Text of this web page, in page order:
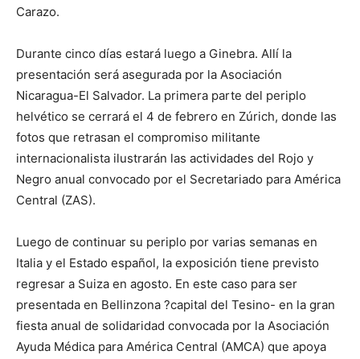
Carazo.
Durante cinco días estará luego a Ginebra. Allí la
presentación será asegurada por la Asociación
Nicaragua-El Salvador. La primera parte del periplo
helvético se cerrará el 4 de febrero en Zúrich, donde las
fotos que retrasan el compromiso militante
internacionalista ilustrarán las actividades del Rojo y
Negro anual convocado por el Secretariado para América
Central (ZAS).
Luego de continuar su periplo por varias semanas en
Italia y el Estado español, la exposición tiene previsto
regresar a Suiza en agosto. En este caso para ser
presentada en Bellinzona ?capital del Tesino- en la gran
fiesta anual de solidaridad convocada por la Asociación
Ayuda Médica para América Central (AMCA) que apoya